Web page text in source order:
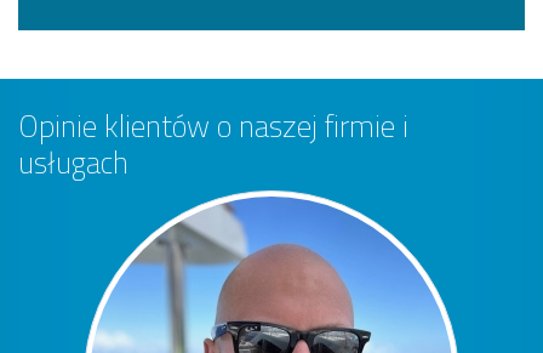
Opinie klientów o naszej firmie i
usługach